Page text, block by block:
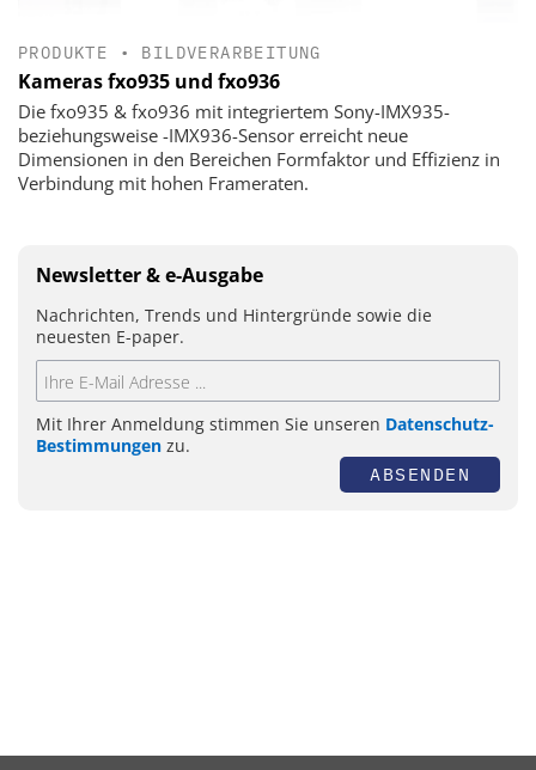
PRODUKTE • BILDVERARBEITUNG
Kameras fxo935 und fxo936
Die fxo935 & fxo936 mit integriertem Sony-IMX935-
beziehungsweise -IMX936-Sensor erreicht neue
Dimensionen in den Bereichen Formfaktor und Effizienz in
Verbindung mit hohen Frameraten.
Newsletter & e-Ausgabe
Nachrichten, Trends und Hintergründe sowie die
neuesten E-paper.
Mit Ihrer Anmeldung stimmen Sie unseren Datenschutz-
Bestimmungen zu.
ABSENDEN